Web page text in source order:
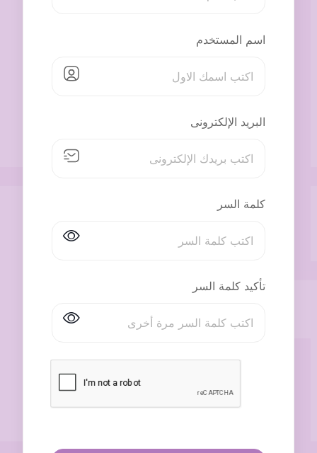
اسم المستخدم
البريد الإلكترونى
كلمة السر
تأكيد كلمة السر